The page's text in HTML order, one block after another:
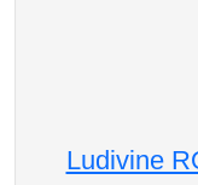
Ludivine